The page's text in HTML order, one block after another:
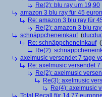
Re(2): blu ray um 19,90
amazon 3 blu ray für 45
Re: amazon 3 blu ray für
Re(2): amazon 3 blu
schnäppcheneinkauf(
Re: schnäppcheneinkauf(
Re(2):
axelmusic versendet 7 tage
Re: axelmusic versendet
Re(2): axelmusic
Re(3): axelmusic
Re(4): axelmusic
Total Recall für 14,77